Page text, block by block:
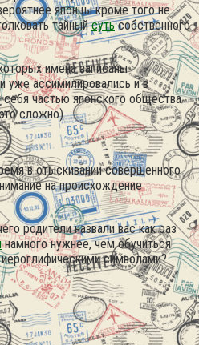
японцы кроме того не
тайныйсутьсобственного
имена записаны
уже ассимилировались и в
частью японского общества
сложно).
в отыскивании совершенного
на происхождение
родители назвали вас как раз
намного нужнее, чем обучиться
символами?